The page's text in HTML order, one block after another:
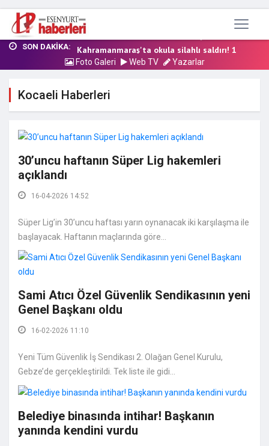
SON DAKIKA:
Esenyurt Recep Tayyip Erdoğan Eğitim Külliyes...
Ahmet Özer’in Görevden Uzaklaştırma Kararı Ye...
Kahramanmaraş'ta okula silahlı saldırı! 1 kiş...
Esenyurt Belediye Başkan Yardımcısı Tahliye o...
Esenyurt Recep Tayyip Erdoğan Eğitim Külliyes...
Foto Galeri Web TV Yazarlar
Kocaeli Haberleri
30’uncu haftanın Süper Lig hakemleri
açıklandı
16-04-2026 14:52
Süper Lig’in 30’uncu haftası yarın oynanacak iki karşılaşma ile
başlayacak. Haftanın maçlarında göre...
Sami Atıcı Özel Güvenlik Sendikasının yeni
Genel Başkanı oldu
16-02-2026 11:10
Yeni Tüm Güvenlik İş Sendikası 2. Olağan Genel Kurulu,
Gebze’de gerçekleştirildi. Tek liste ile gidi...
Belediye binasında intihar! Başkanın
yanında kendini vurdu